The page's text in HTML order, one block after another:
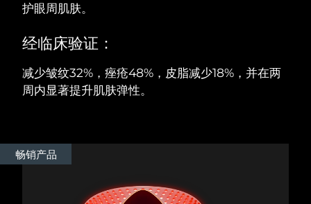
护眼周肌肤。
经临床验证：
减少皱纹32%，痤疮48%，皮脂减少18%，并在两
周内显著提升肌肤弹性。
畅销产品
美国
乌兹别克斯坦
越南 预计送达日期15/8/26